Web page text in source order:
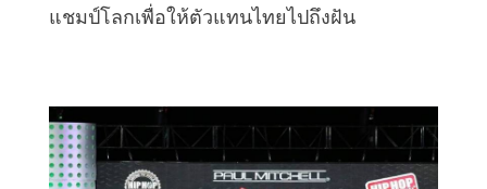
แชมป์โลกเพื่อให้ตัวแทนไทยไปถึงฝัน